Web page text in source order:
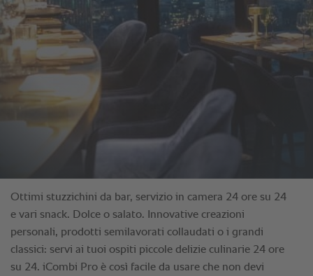
Ottimi stuzzichini da bar, servizio in camera 24 ore su 24
e vari snack. Dolce o salato. Innovative creazioni
personali, prodotti semilavorati collaudati o i grandi
classici: servi ai tuoi ospiti piccole delizie culinarie 24 ore
su 24. iCombi Pro è così facile da usare che non devi